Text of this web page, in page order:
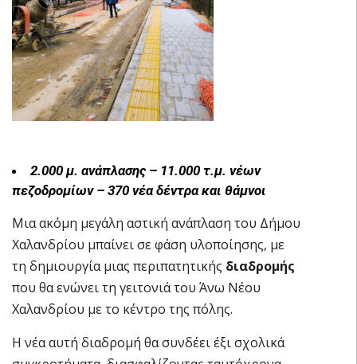
2.000 μ. ανάπλασης – 11.000 τ.μ. νέων
πεζοδρομίων – 370 νέα δέντρα και θάμνοι
Μια ακόμη μεγάλη αστική ανάπλαση του Δήμου
Χαλανδρίου μπαίνει σε φάση υλοποίησης, με
τη δημιουργία μιας περιπατητικής διαδρομής
που θα ενώνει τη γειτονιά του Άνω Νέου
Χαλανδρίου με το κέντρο της πόλης.
Η νέα αυτή διαδρομή θα συνδέει έξι σχολικά